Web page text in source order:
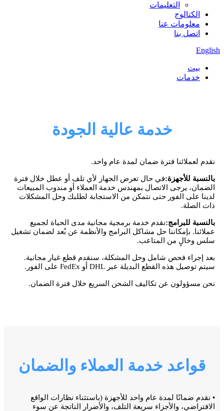
التعليمات
الكتالوج
معلومات عنا
اتصل بنا
English
بيت
خدمات
خدمة عالية الجودة
نقدم لعملائنا فترة ضمان لمدة عام واحد.
بالنسبة للأجهزة:في حال تعرض الجهاز لأي تلف أو عطل خلال فترة
الضمان، يرجى الاتصال بمهندس خدمة العملاء أو مندوب المبيعات
لدينا على الفور حتى نتمكن من الاستجابة لطلبك وحل المشكلات
ذات الصلة.
بالنسبة للبرامج:نقدم خدمة برمجية مجانية مدى الحياة لجميع
عملائنا. بإمكاننا حل مشاكل البرامج والأنظمة عن بُعد لضمان تشغيل
سلس وخالٍ من المتاعب.
بعد إجراء فحص شامل وحل المشكلة، سنقدم قطع غيار مجانية.
سيتم توصيل هذه القطع البديلة عبر DHL أو FedEx على الفور.
نحن مسؤولون عن تكاليف الشحن السريع خلال فترة الضمان.
قواعد خدمة العملاء والضمان
• نقدم ضمانًا لمدة عام واحد للأجهزة (باستثناء نظارات الواقع
الافتراضي، والأجزاء سريعة التلف، والأضرار الناتجة عن سوء